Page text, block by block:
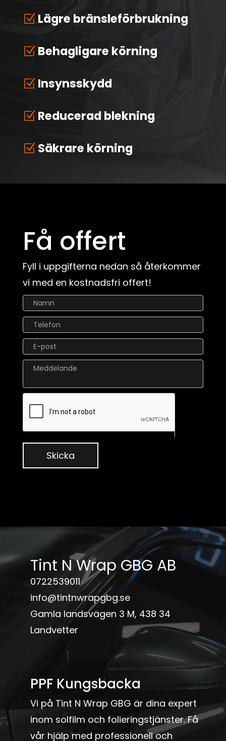
Z Lägre bränsleförbrukning
Z Behagligare körning
Z Insynsskydd
Z Reducerad blekning
Z Säkrare körning
Få offert
Fyll i uppgifterna nedan så återkommer
vi med en kostnadsfri offert!
Kontaktformulär
Skicka
Tint N Wrap GBG AB
0722539011
info@tintnwrapgbg.se
Gamla landsvägen 3 M, 438 34
Landvetter
PPF Kungsbacka
Vi på Tint N Wrap GBG är dina expert
inom solfilm och folieringstjänster. Få
vår hjälp med professionell och